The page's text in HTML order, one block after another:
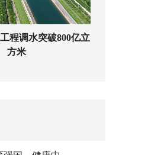
程调水突破800亿立
方米